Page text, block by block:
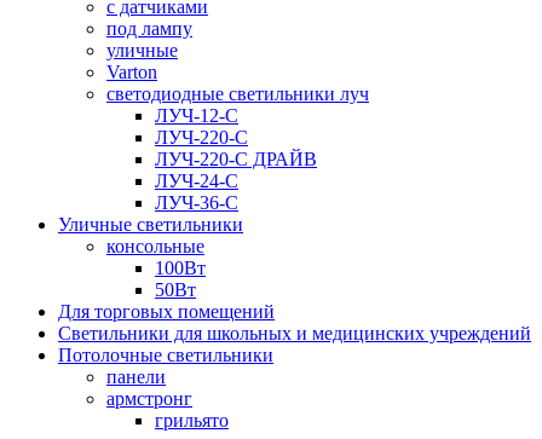
с датчиками
под лампу
уличные
Varton
светодиодные светильники луч
ЛУЧ-12-С
ЛУЧ-220-С
ЛУЧ-220-С ДРАЙВ
ЛУЧ-24-С
ЛУЧ-36-С
Уличные светильники
консольные
100Вт
50Вт
Для торговых помещений
Светильники для школьных и медицинских учреждений
Потолочные светильники
панели
армстронг
грильято